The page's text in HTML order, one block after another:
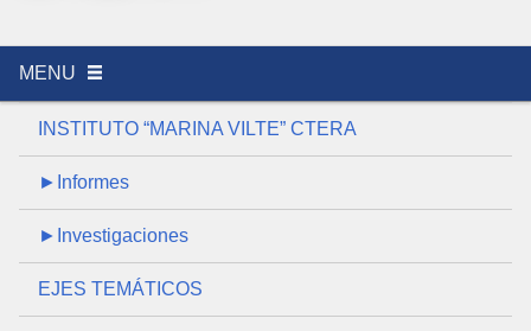
MENU
INSTITUTO “MARINA VILTE” CTERA
►Informes
►Investigaciones
EJES TEMÁTICOS